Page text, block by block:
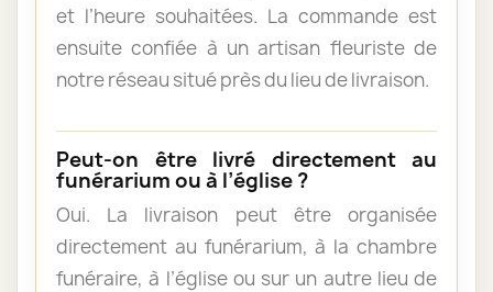
et l’heure souhaitées. La commande est
ensuite confiée à un artisan fleuriste de
notre réseau situé près du lieu de livraison.
Peut-on être livré directement au
funérarium ou à l’église ?
Oui. La livraison peut être organisée
directement au funérarium, à la chambre
funéraire, à l’église ou sur un autre lieu de